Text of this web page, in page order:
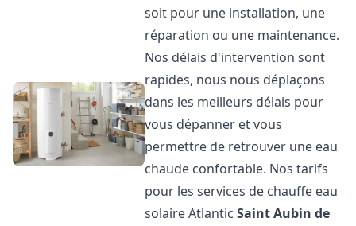
soit pour une installation, une
réparation ou une maintenance.
Nos délais d'intervention sont
rapides, nous nous déplaçons
dans les meilleurs délais pour
vous dépanner et vous
permettre de retrouver une eau
chaude confortable. Nos tarifs
pour les services de chauffe eau
solaire AtlanticSaint Aubin de